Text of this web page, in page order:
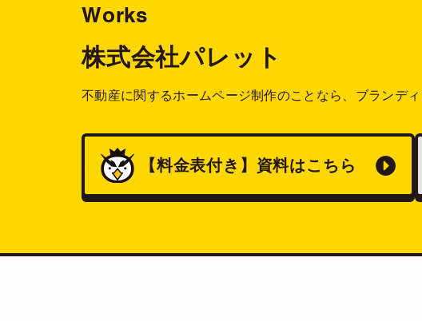
Works
株式会社パレット
不動産に関するホームページ制作のことなら、 ブランデ
【料金表付き】 資料はこちら